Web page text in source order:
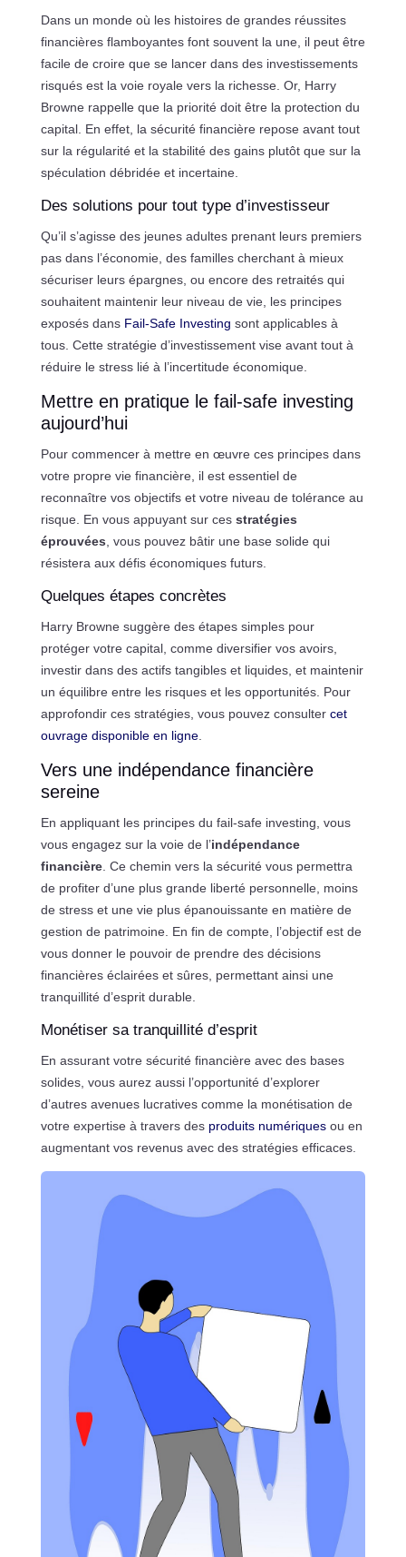
Dans un monde où les histoires de grandes réussites
financières flamboyantes font souvent la une, il peut être
facile de croire que se lancer dans des investissements
risqués est la voie royale vers la richesse. Or, Harry
Browne rappelle que la priorité doit être la protection du
capital. En effet, la sécurité financière repose avant tout
sur la régularité et la stabilité des gains plutôt que sur la
spéculation débridée et incertaine.
Des solutions pour tout type d’investisseur
Qu’il s’agisse des jeunes adultes prenant leurs premiers
pas dans l’économie, des familles cherchant à mieux
sécuriser leurs épargnes, ou encore des retraités qui
souhaitent maintenir leur niveau de vie, les principes
exposés dans Fail-Safe Investing sont applicables à
tous. Cette stratégie d’investissement vise avant tout à
réduire le stress lié à l’incertitude économique.
Mettre en pratique le fail-safe investing
aujourd’hui
Pour commencer à mettre en œuvre ces principes dans
votre propre vie financière, il est essentiel de
reconnaître vos objectifs et votre niveau de tolérance au
risque. En vous appuyant sur ces stratégies
éprouvées , vous pouvez bâtir une base solide qui
résistera aux défis économiques futurs.
Quelques étapes concrètes
Harry Browne suggère des étapes simples pour
protéger votre capital, comme diversifier vos avoirs,
investir dans des actifs tangibles et liquides, et maintenir
un équilibre entre les risques et les opportunités. Pour
approfondir ces stratégies, vous pouvez consulter cet
ouvrage disponible en ligne.
Vers une indépendance financière
sereine
En appliquant les principes du fail-safe investing, vous
vous engagez sur la voie de l’indépendance
financière. Ce chemin vers la sécurité vous permettra
de profiter d’une plus grande liberté personnelle, moins
de stress et une vie plus épanouissante en matière de
gestion de patrimoine. En fin de compte, l’objectif est de
vous donner le pouvoir de prendre des décisions
financières éclairées et sûres, permettant ainsi une
tranquillité d’esprit durable.
Monétiser sa tranquillité d’esprit
En assurant votre sécurité financière avec des bases
solides, vous aurez aussi l’opportunité d’explorer
d’autres avenues lucratives comme la monétisation de
votre expertise à travers des produits numériquesou en
augmentant vos revenus avec des stratégies efficaces.